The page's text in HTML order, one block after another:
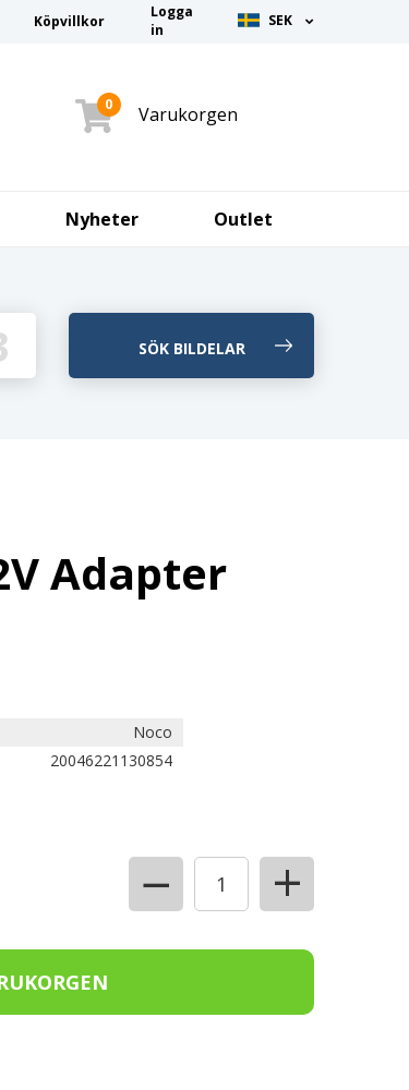
Köpvillkor
Logga
in
SEK
0 Varukorgen
Nyheter Outlet
Adapter
Noco
20046221130854
− +